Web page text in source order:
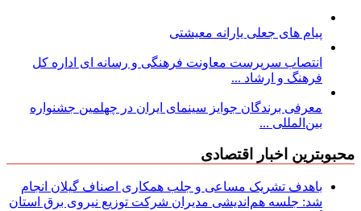
پیام های جعلی یارانه معیشتی
انتصاب سرپرست معاونت فرهنگی و رسانه ای اداره کل
فرهنگ و ارشاد ...
معرفی برندگان جوایز سینمای ایران در چهلمین جشنواره
بین‌المللی ...
محبوبترین اخبار اقتصادی
باهدف تشریک مساعی و جلب همکاری اصناف گیلان انجام
شد: جلسه هم‌اندیشی مدیران شركت توزیع نیروی برق استان